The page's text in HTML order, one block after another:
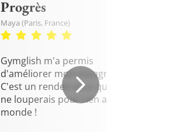
Progrès
Maya (Paris, France)
Gymglish m'a permis
d'améliorer mon espagnol.
C'est un rendez-vous que je
ne louperais pour rien au
monde !